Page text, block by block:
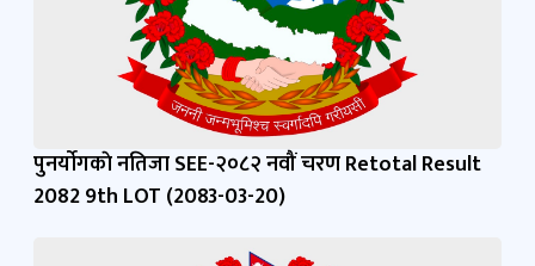
पुनर्याेगकाे नतिजा SEE-२०८२ नवौं चरण Retotal Result
2082 9th LOT (2083-03-20)